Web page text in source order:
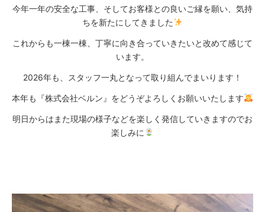
今年一年の安全な工事、そしてお客様との良いご縁を願い、気持
ちを新たにしてきました
これからも一棟一棟、丁寧に向き合っていきたいと改めて感じて
います。
2026年も、スタッフ一丸となって取り組んでまいります！
本年も『株式会社ベルン』をどうぞよろしくお願いいたします
明日からはまた現場の様子などを楽しく発信していきますのでお
楽しみに